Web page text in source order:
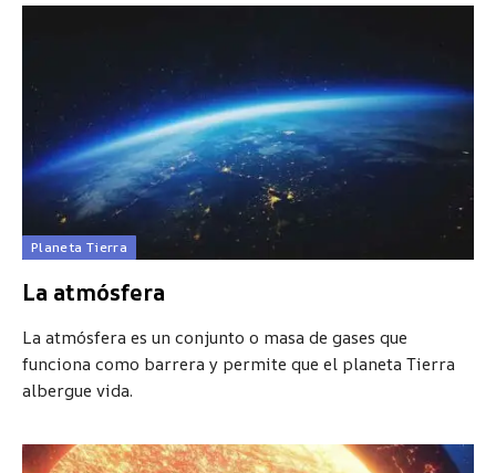
Planeta Tierra
La atmósfera
La atmósfera es un conjunto o masa de gases que
funciona como barrera y permite que el planeta Tierra
albergue vida.